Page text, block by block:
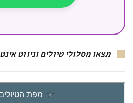
מצאו מסלולי טיולים וניווט